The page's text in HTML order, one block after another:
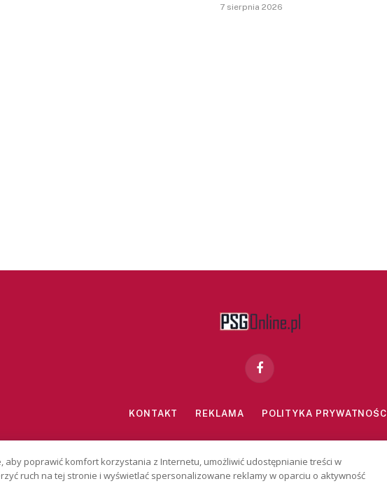
7 sierpnia 2026
Facebook
KONTAKT REKLAMA POLITYKA PRYWATNOŚCI
Copyright © 2026 PSGonline.pl
aby poprawić komfort korzystania z Internetu, umożliwić udostępnianie treści w
ruch na tej stronie i wyświetlać spersonalizowane reklamy w oparciu o aktywność